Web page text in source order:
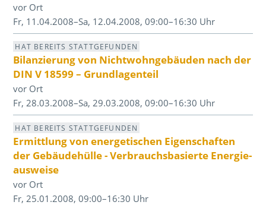
vor Ort
Fr, 11.04.2008–Sa, 12.04.2008, 09:00–16:30 Uhr
HAT BEREITS STATTGEFUNDEN
Bilanzierung von Nichtwohngebäuden nach der
DIN V 18599 – Grundlagenteil
vor Ort
Fr, 28.03.2008–Sa, 29.03.2008, 09:00–16:30 Uhr
HAT BEREITS STATTGEFUNDEN
Ermittlung von energetischen Eigenschaften
der Gebäudehülle - Verbrauchsbasierte Energie­
ausweise
vor Ort
Fr, 25.01.2008, 09:00–16:30 Uhr